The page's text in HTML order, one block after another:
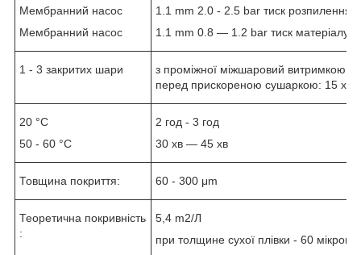
Мембранний насос
Мембранний насос
1.1 mm 2.0 - 2.5 bar тиск розпилення
1.1 mm 0.8 — 1.2 bar тиск матеріалу
1 - 3 закритих шари
з проміжної міжшаровий витримкою:
перед прискореною сушаркою: 15 хв -
20 °C
50 - 60 °C
2 год - 3 год
30 хв — 45 хв
Товщина покриття: 60 - 300 μm
Теоретична покривність
:
5,4 m2/Л
при толщине сухої плівки - 60